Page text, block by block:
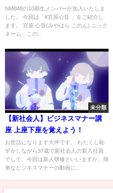
NMB48の10期生メンバーが加入いたしま
した。 今回は「#宮原心音 」をご紹介し
ます。 宮原 心音(みやはら このん) ニック
ネーム：この...
未分類
【新社会人】ビジネスマナー講
座 上座下座を覚えよう！
お世話になります大坪です。 わたくし恥
ずかしながら37歳で新社会人の新入社員
でして、今回は新人研修といいますか、簡
単なビジネスマナーの動画に...